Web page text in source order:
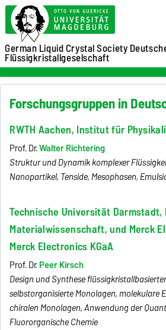
German Liquid Crystal Society
Flüssigkristallgeselschaft
Forschungsgruppen in
RWTH Aachen, Institut für
Prof. Dr.Walter Richtering
Struktur und Dynamik komplexer
Nanopartikel, Tenside, Mesophasen,
Technische Universität
Materialwissenschaft, und Merck
Merck Electronics KGaA
Prof. Dr.Peer Kirsch
Design und Synthese
selbstorganisierte Monolagen, molekulare
chiralen Monolagen, Anwendung der
Fluororganische Chemie